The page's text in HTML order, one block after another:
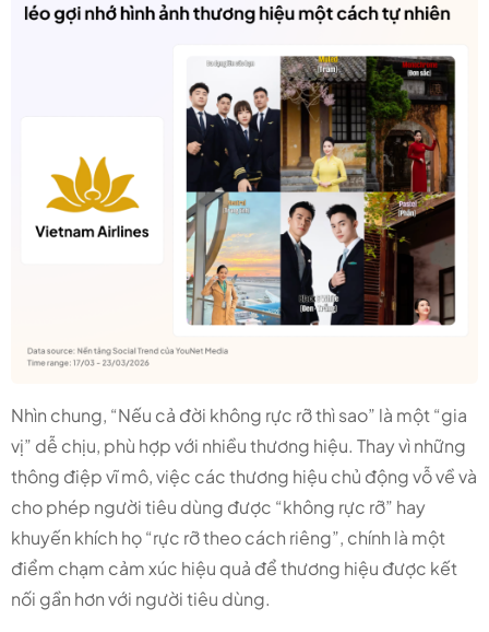
Nhìn chung, “Nếu cả đời không rực rỡ thì sao” là một “gia
vị” dễ chịu, phù hợp với nhiều thương hiệu. Thay vì những
thông điệp vĩ mô, việc các thương hiệu chủ động vỗ về và
cho phép người tiêu dùng được “không rực rỡ” hay
khuyến khích họ “rực rỡ theo cách riêng”, chính là một
điểm chạm cảm xúc hiệu quả để thương hiệu được kết
nối gần hơn với người tiêu dùng.